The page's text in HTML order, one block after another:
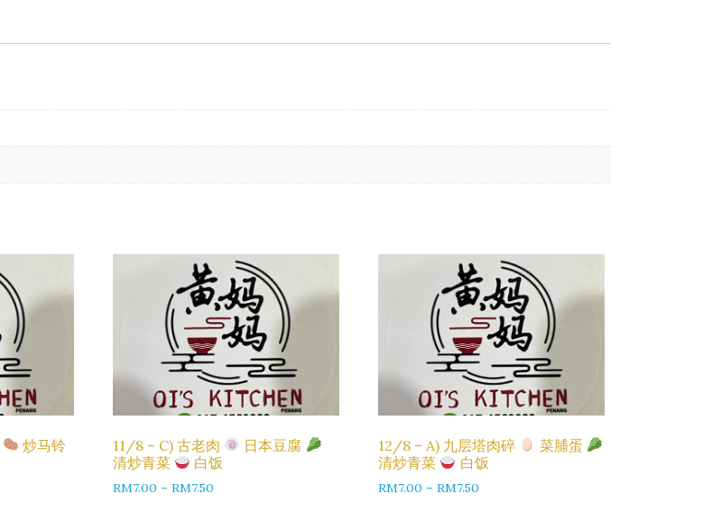
炒马铃
11/8 – C) 古老肉
日本豆腐
清炒青菜
白饭
RM7.00 – RM7.50
12/8 – A) 九层塔肉碎
菜脯蛋
清炒青菜
白饭
RM7.00 – RM7.50